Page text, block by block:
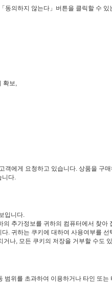
의하지 않는다」버튼을 클릭할 수
확보,
에게 요청하고 있습니다. 상품을 구
니다.
입니다.
추가정보를 귀하의 컴퓨터에서 찾아
. 귀하는 쿠키에 대하여 사용여부를 선
나, 모든 쿠키의 저장을 거부할 수도
위를 초과하여 이용하거나 타인 또